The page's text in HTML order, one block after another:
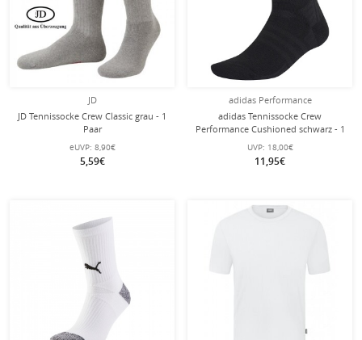
JD
JD Tennissocke Crew Classic grau - 1
Paar
eUVP: 8,90€
5,59€
adidas Performance
adidas Tennissocke Crew
Performance Cushioned schwarz - 1
Paar
UVP: 18,00€
11,95€